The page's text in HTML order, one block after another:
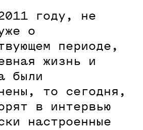
году, не
о
периоде,
жизнь и
были
то сегодня,
в интервью
настроенные